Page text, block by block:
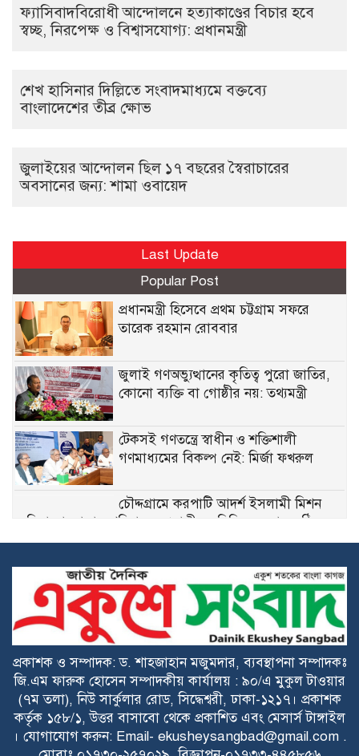
ফ্যাসিবাদবিরোধী আন্দোলনে হত্যাকাণ্ডের বিচার হবে
স্বচ্ছ, নিরপেক্ষ ও বিশ্বাসযোগ্য: প্রধানমন্ত্রী
শেখ হাসিনার দিল্লিতে সংবাদমাধ্যমে বক্তব্যে
বাংলাদেশের তীব্র ক্ষোভ
জুলাইয়ের আন্দোলন ছিল ১৭ বছরের স্বৈরাচারের
অবসানের জন্য: শামা ওবায়েদ
Last Update
Popular Post
প্রধানমন্ত্রী হিসেবে প্রথম চট্টগ্রাম সফরে
তারেক রহমান রোববার
জুলাই গণঅভ্যুত্থানের কৃতিত্ব পুরো জাতির,
কোনো ব্যক্তি বা গোষ্ঠীর নয়: তথ্যমন্ত্রী
টেকসই গণতন্ত্রে স্বাধীন ও শক্তিশালী
গণমাধ্যমের বিকল্প নেই: মির্জা ফখরুল
চৌদ্দগ্রামে করপাটি আদর্শ ইসলামী মিশন
মহিলা মাদরাসায় পরিচালক-প্রবাসী মতবিনিময় সভা অনুষ্ঠিত
যুবকের ভাসমান লাশ উদ্ধার
প্রান্তিক শহরে উন্নত আল্ট্রাসাউন্ড প্রযুক্তি নিয়ে
উইপ্রো জিই হেলথকেয়ারের ‘হেলথ এক্সপ্রেস’
মেঘনায় বিশ্ব মাতৃদুগ্ধ সপ্তাহ-২০২৬ উপলক্ষে
সচেতনতামূলক কর্মসূচি অনুষ্ঠিত
হরিশ্চর ইউনিয়ন হাই স্কুল এন্ড কলেজ
প্রকাশক ও সম্পাদক: ড. শাহজাহান মজুমদার, ব্যবস্থাপনা সম্পাদকঃ
জি.এম ফারুক হোসেন সম্পাদকীয় কার্যালয় : ৯০/এ মুকুল টাওয়ার
(৭ম তলা), নিউ সার্কুলার রোড, সিদ্ধেশ্বরী, ঢাকা-১২১৭। প্রকাশক
কর্তৃক ১৫৮/১, উত্তর বাসাবো থেকে প্রকাশিত এবং মেসার্স টাঙ্গাইল
। যোগাযোগ করুন: Email- ekusheysangbad@gmail.com .